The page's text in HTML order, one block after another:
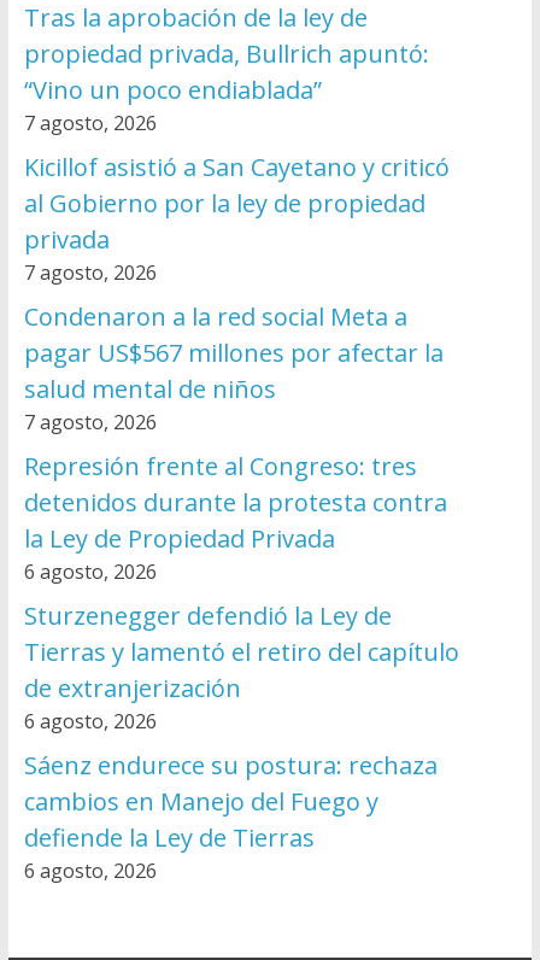
Tras la aprobación de la ley de
propiedad privada, Bullrich apuntó:
“Vino un poco endiablada”
7 agosto, 2026
Kicillof asistió a San Cayetano y criticó
al Gobierno por la ley de propiedad
privada
7 agosto, 2026
Condenaron a la red social Meta a
pagar US$567 millones por afectar la
salud mental de niños
7 agosto, 2026
Represión frente al Congreso: tres
detenidos durante la protesta contra
la Ley de Propiedad Privada
6 agosto, 2026
Sturzenegger defendió la Ley de
Tierras y lamentó el retiro del capítulo
de extranjerización
6 agosto, 2026
Sáenz endurece su postura: rechaza
cambios en Manejo del Fuego y
defiende la Ley de Tierras
6 agosto, 2026